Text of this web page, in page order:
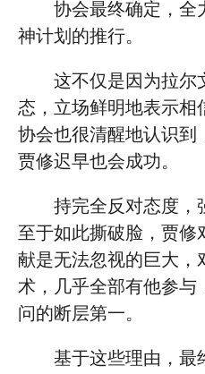
协会最终确定，全
神计划的推行。
这不仅是因为拉尔
态，立场鲜明地表示相
协会也很清醒地认识到
贾修迟早也会成功。
持完全反对态度，
至于如此撕破脸，贾修
献是无法忽视的巨大，
术，几乎全部有他参与
问的断层第一。
基于这些理由，最